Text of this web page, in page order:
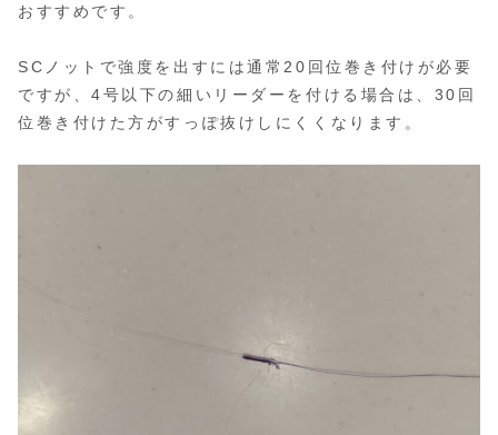
おすすめです。
SCノットで強度を出すには通常20回位巻き付けが必要
ですが、4号以下の細いリーダーを付ける場合は、30回
位巻き付けた方がすっぽ抜けしにくくなります。